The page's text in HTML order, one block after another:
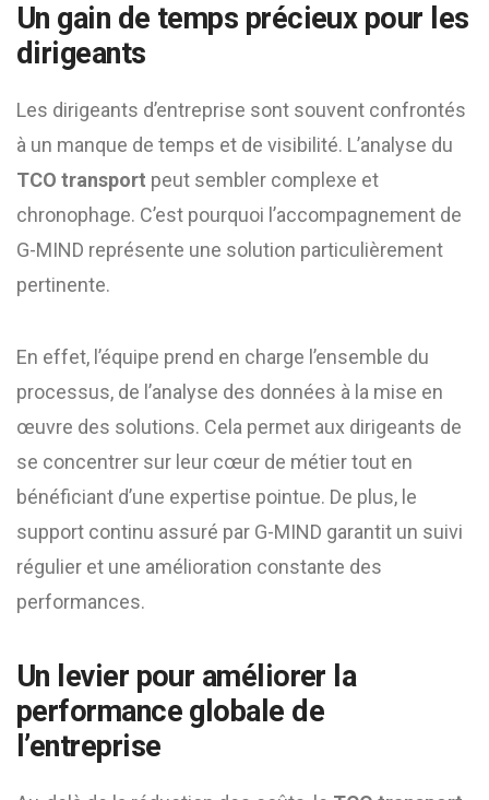
Un gain de temps précieux pour les
dirigeants
Les dirigeants d’entreprise sont souvent confrontés
à un manque de temps et de visibilité. L’analyse du
TCO transport peut sembler complexe et
chronophage. C’est pourquoi l’accompagnement de
G-MIND représente une solution particulièrement
pertinente.
En effet, l’équipe prend en charge l’ensemble du
processus, de l’analyse des données à la mise en
œuvre des solutions. Cela permet aux dirigeants de
se concentrer sur leur cœur de métier tout en
bénéficiant d’une expertise pointue. De plus, le
support continu assuré par G-MIND garantit un suivi
régulier et une amélioration constante des
performances.
Un levier pour améliorer la
performance globale de
l’entreprise